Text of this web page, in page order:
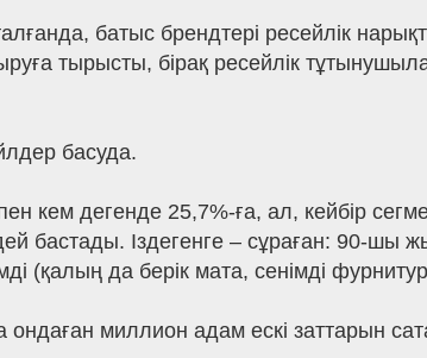
батыс брендтері ресейлік
тырысты, бірақ ресейлік
басуда.
кем дегенде 25,7%-ға, ал, кейбір
бастады. Іздегенге – сұраған: 90-шы
(қалың да берік мата, сенімді
миллион адам ескі заттарын